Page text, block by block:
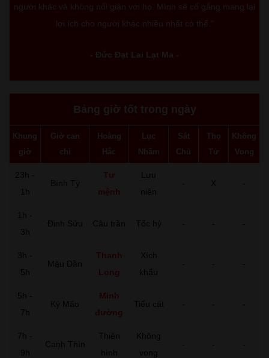
người khác và không nổi giận với họ. Mình sẽ cố gắng mang lại
lợi ích cho người khác nhiều nhất có thể."
- Đức Đạt Lai Lạt Ma -
Bảng giờ tốt trong ngày
Khung
giờ
Giờ can
chi
Hoàng
Hắc
Lục
Nhâm
Sát
Chủ
Thọ
Tử
Không
Vong
23h -
1h
Bính Tý
Tư
mệnh
Lưu
niên
- X -
1h -
3h
Đinh Sửu Câu trần Tốc hỷ - - -
3h -
5h
Mậu Dần
Thanh
Long
Xích
khẩu
- - -
5h -
7h
Kỷ Mão
Minh
đường
Tiểu cát - - -
7h -
9h
Canh Thìn
Thiên
hình
Không
vong
- - -